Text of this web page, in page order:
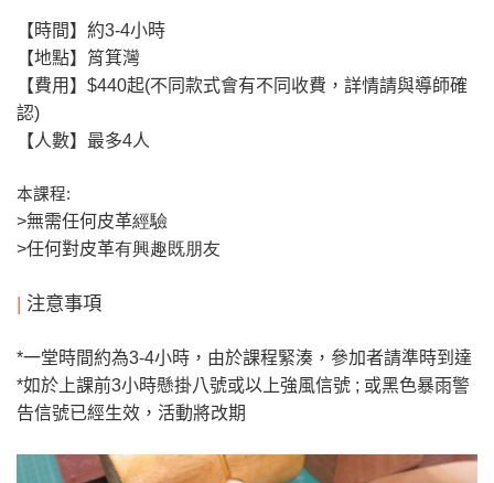
【時間】約3-4小時
【地點】筲箕灣
【費用】 $440起(不同款式會有不同收費，詳情請與導師確
認)
【人數】最多4人
本課程:
>無需任何皮革經驗
>任何對皮革有興趣既朋友
| 注意事項
*一堂時間約為3-4小時，由於課程緊湊，參加者請準時到達
*如於上課前3小時懸掛八號或以上強風信號 ; 或黑色暴雨警
告信號已經生效，活動將改期